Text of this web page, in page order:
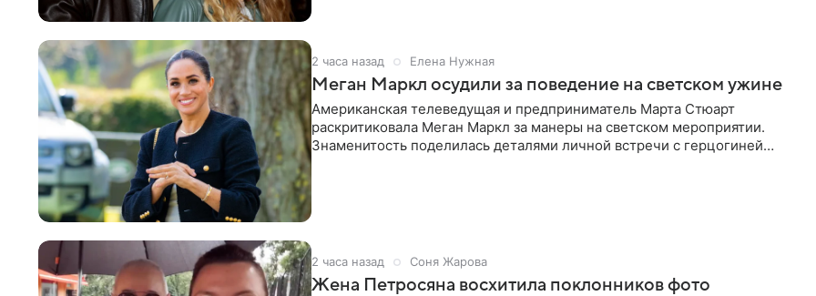
2 часа назад Елена Нужная
Меган Маркл осудили за поведение на светском ужине
Американская телеведущая и предприниматель Марта Стюарт
раскритиковала Меган Маркл за манеры на светском мероприятии.
Знаменитость поделилась деталями личной встречи с герцогиней
2 часа назад Соня Жарова
Жена Петросяна восхитила поклонников фото